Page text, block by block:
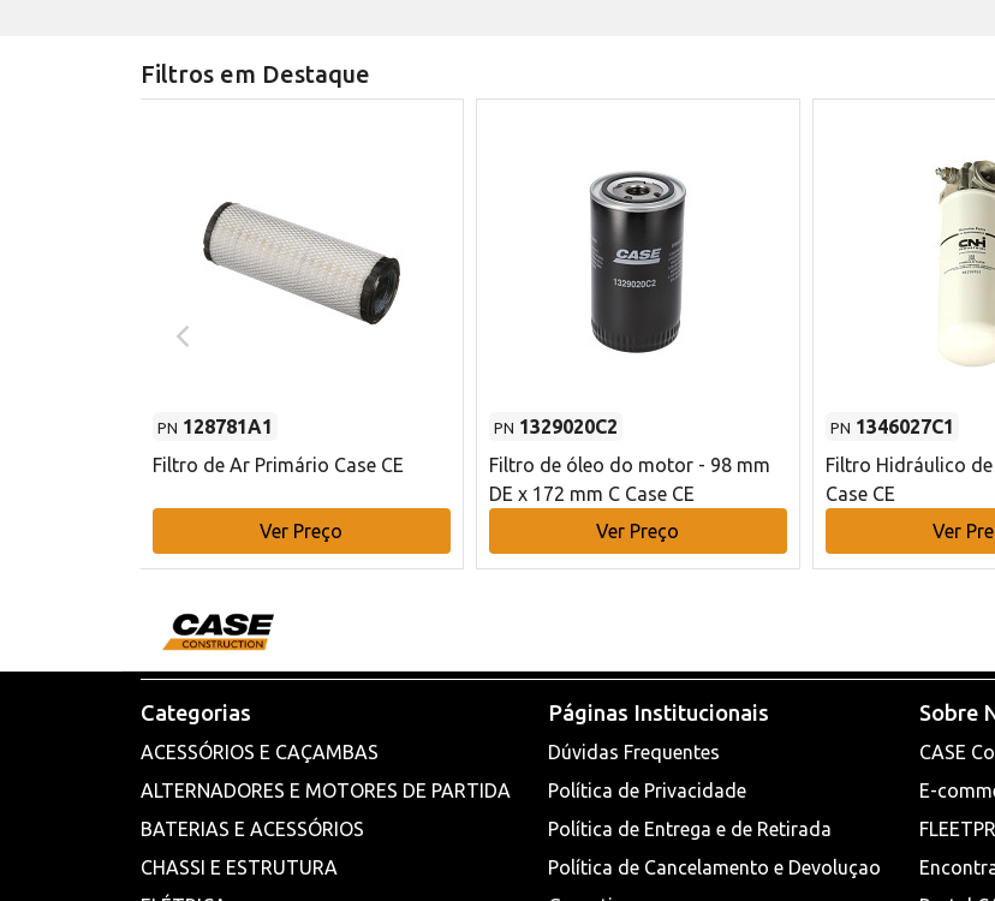
Filtros em Destaque
PN 128781A1
Filtro de Ar Primário Case CE
Ver Preço
PN 1329020C2
Filtro de óleo do motor - 98 mm
DE x 172 mm C Case CE
Ver Preço
PN 1346027C1
Filtro Hidráulico
Case CE
Ver
Categorias
ACESSÓRIOS E CAÇAMBAS
ALTERNADORES E MOTORES DE PARTIDA
BATERIAS E ACESSÓRIOS
CHASSI E ESTRUTURA
Páginas Institucionais
Dúvidas Frequentes
Política de Privacidade
Política de Entrega e de Retirada
Política de Cancelamento e Devoluçao
Sobre
CASE
E-